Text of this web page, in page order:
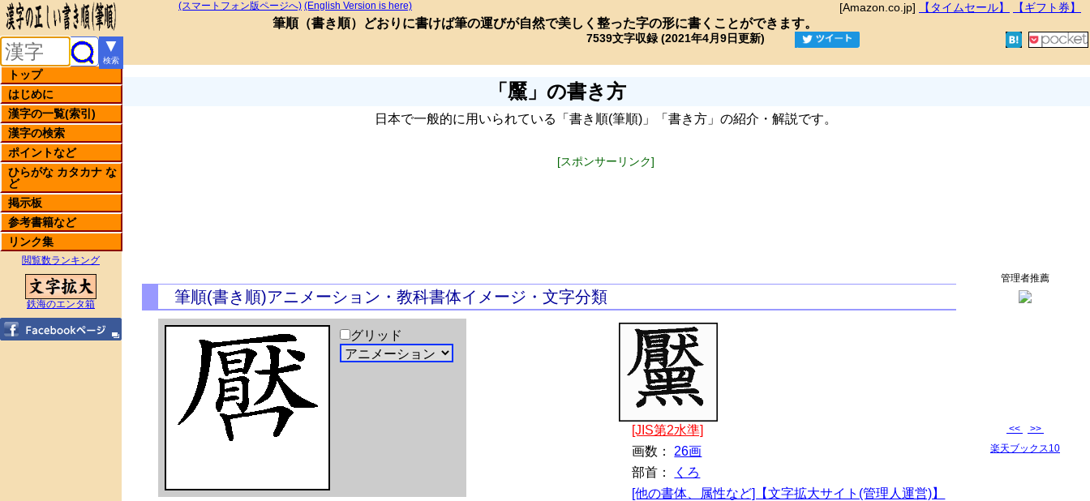
[Amazon.co.jp] 【タイムセール】 【ギフト券】
(スマートフォン版ページへ) (English Version is here)
筆順（書き順）どおりに書けば筆の運びが自然で美しく整った字の形に書くことができます。
7539文字収録 (2021年4月9日更新)
▼
検索
トップ
はじめに
漢字の一覧(索引)
漢字の検索
ポイントなど
ひらがな カタカナ な
ど
掲示板
参考書籍など
リンク集
閲覧数ランキング
鉄海のエンタ箱
「黶」の書き方
日本で一般的に用いられている「書き順(筆順)」「書き方」の紹介・解説です。
[スポンサーリンク]
筆順(書き順)アニメーション・教科書体イメージ・文字分類
グリッド
[JIS第2水準]
画数： 26画
部首：
くろ
[他の書体、属性など]【文字拡大サイト(管理人運営)】
管理者推薦
<<
>>
楽天ブックス10